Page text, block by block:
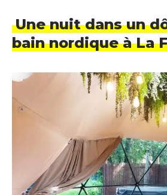
Une nuit dans un
bain nordique à La